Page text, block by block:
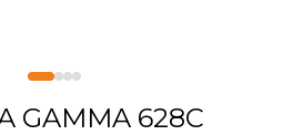
GAMMA 628C